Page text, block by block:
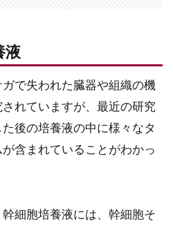
液
で失われた臓器や組織の機
れていますが、最近の研究
後の培養液の中に様々なタ
含まれていることがわかっ
細胞培養液には、幹細胞そ